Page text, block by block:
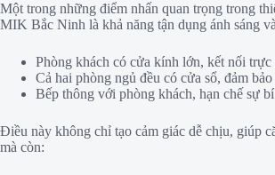
Một trong những điểm nhấn quan trọng trong
MIK Bắc Ninh là khả năng tận dụng ánh sáng
Phòng khách có cửa kính lớn, kết nối trực
Cả hai phòng ngủ đều có cửa sổ, đảm
Bếp thông với phòng khách, hạn chế sự
Điều này không chỉ tạo cảm giác dễ chịu, giúp
mà còn: